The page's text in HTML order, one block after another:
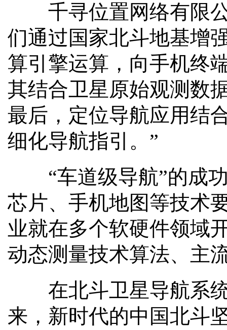
千寻位置网络有限公
们通过国家北斗地基增
算引擎运算，向手机终
其结合卫星原始观测数
最后，定位导航应用结
细化导航指引。”
“车道级导航”的成功
芯片、手机地图等技术
业就在多个软硬件领域
动态测量技术算法、主
在北斗卫星导航系统
来，新时代的中国北斗